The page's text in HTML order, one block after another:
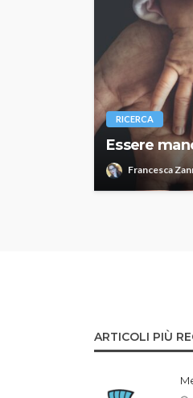
RICERCA
Essere
Francesca
ARTICOLI PIÙ